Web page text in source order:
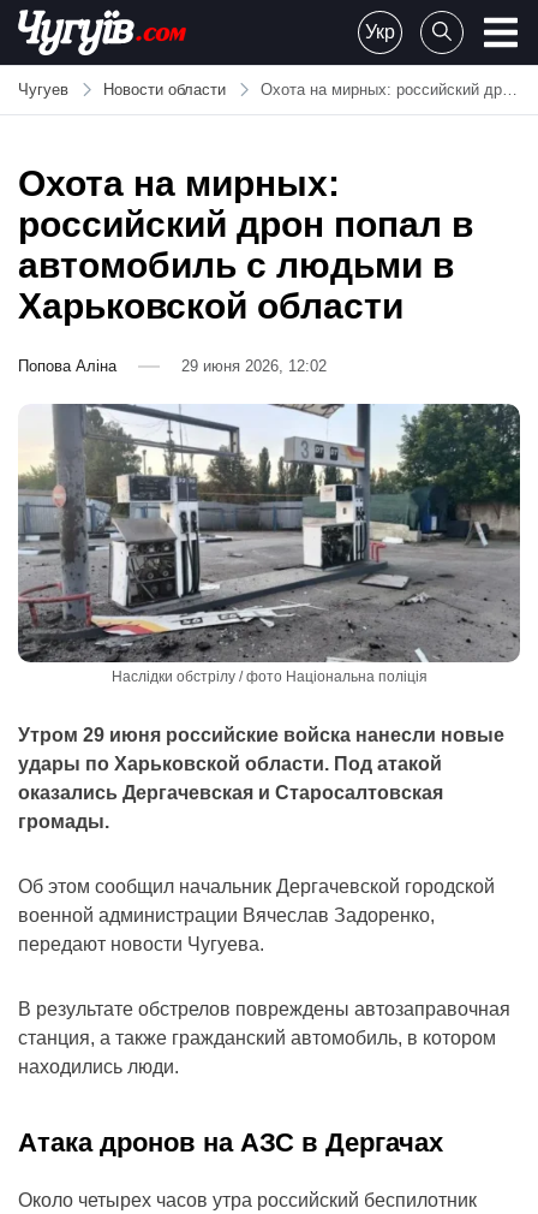
Skip
content
Chuguiv
Укр
Чугуев Новости области Охота на мирных: российский дрон попал в автомобиль с людьми в Харьковской области
Охота на мирных:
российский дрон попал в
автомобиль с людьми в
Харьковской области
Попова Аліна 29 июня 2026, 12:02
Наслідки обстрілу / фото Національна поліція
Утром 29 июня российские войска нанесли новые
удары по Харьковской области. Под атакой
оказались Дергачевская и Старосалтовская
громады.
Об этом сообщил начальник Дергачевской городской
военной администрации Вячеслав Задоренко,
передают новости Чугуева.
В результате обстрелов повреждены автозаправочная
станция, а также гражданский автомобиль, в котором
находились люди.
Атака дронов на АЗС в Дергачах
Около четырех часов утра российский беспилотник